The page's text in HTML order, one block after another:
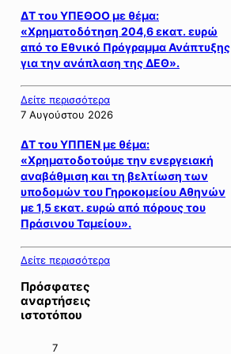
ΔΤ του ΥΠΕΘΟΟ με θέμα:
«Χρηματοδότηση 204,6 εκατ. ευρώ
από το Εθνικό Πρόγραμμα Ανάπτυξης
για την ανάπλαση της ΔΕΘ».
Δείτε περισσότερα
7 Αυγούστου 2026
ΔΤ του ΥΠΠΕΝ με θέμα:
«Χρηματοδοτούμε την ενεργειακή
αναβάθμιση και τη βελτίωση των
υποδομών του Γηροκομείου Αθηνών
με 1,5 εκατ. ευρώ από πόρους του
Πράσινου Ταμείου».
Δείτε περισσότερα
Πρόσφατες
αναρτήσεις
ιστοτόπου
7